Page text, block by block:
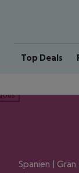
Top Deals
Spanien | Gran